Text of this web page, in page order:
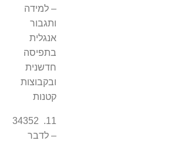
– למידה
ותגבור
אנגלית
בתפיסה
חדשנית
ובקבוצות
קטנות
11. 34352
– לדבר